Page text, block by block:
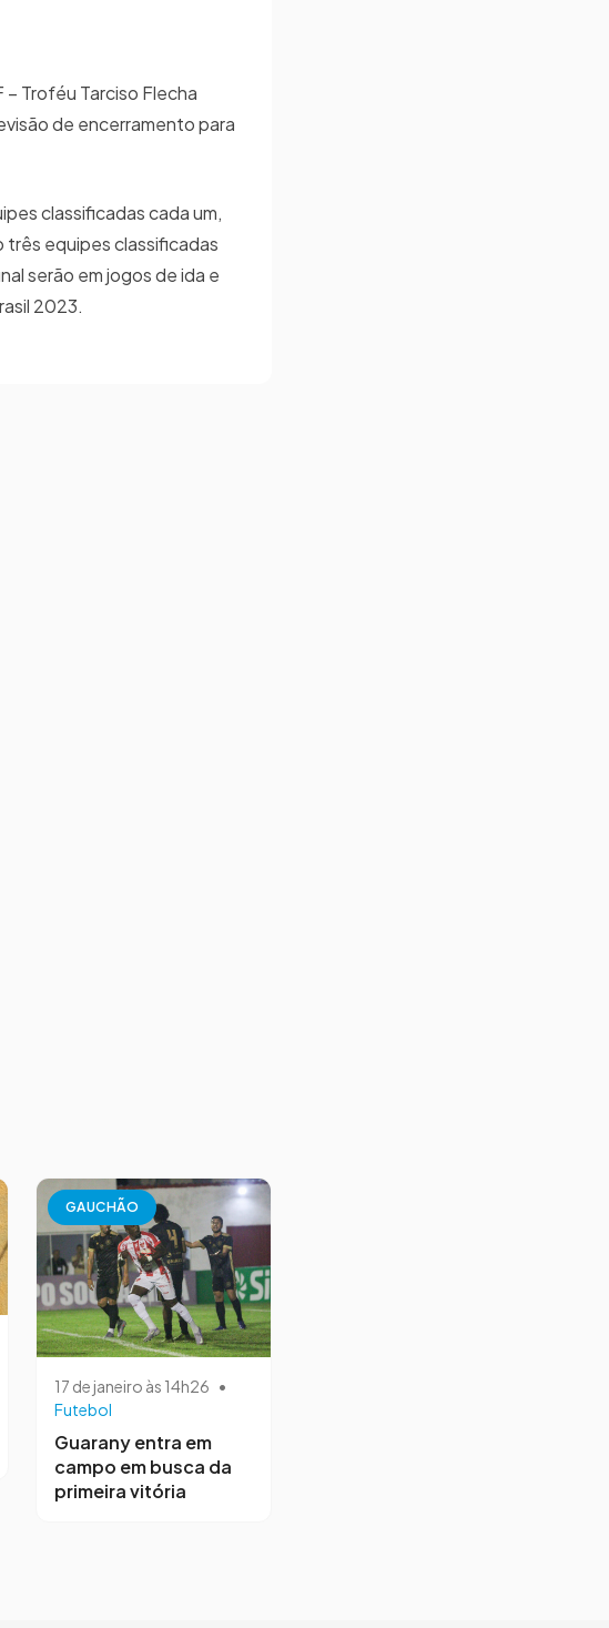
Troféu Tarciso Flecha
de encerramento para
classificadas cada um,
equipes classificadas
serão em jogos de ida e
2023.
GAUCHÃO
17 de janeiro às 14h26 •
Futebol
Guarany entra em
campo em busca da
primeira vitória